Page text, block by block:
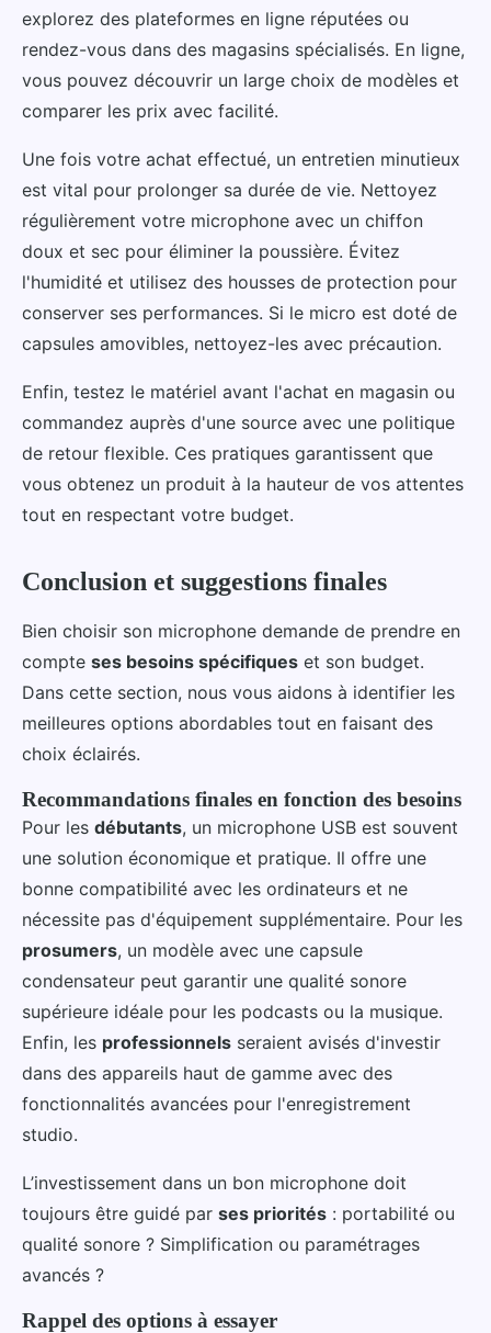
explorez des plateformes en ligne réputées ou
rendez-vous dans des magasins spécialisés. En ligne,
vous pouvez découvrir un large choix de modèles et
comparer les prix avec facilité.
Une fois votre achat effectué, un entretien minutieux
est vital pour prolonger sa durée de vie. Nettoyez
régulièrement votre microphone avec un chiffon
doux et sec pour éliminer la poussière. Évitez
l'humidité et utilisez des housses de protection pour
conserver ses performances. Si le micro est doté de
capsules amovibles, nettoyez-les avec précaution.
Enfin, testez le matériel avant l'achat en magasin ou
commandez auprès d'une source avec une politique
de retour flexible. Ces pratiques garantissent que
vous obtenez un produit à la hauteur de vos attentes
tout en respectant votre budget.
Conclusion et suggestions finales
Bien choisir son microphone demande de prendre en
compte ses besoins spécifiques et son budget.
Dans cette section, nous vous aidons à identifier les
meilleures options abordables tout en faisant des
choix éclairés.
Recommandations finales en fonction des besoins
Pour les débutants, un microphone USB est souvent
une solution économique et pratique. Il offre une
bonne compatibilité avec les ordinateurs et ne
nécessite pas d'équipement supplémentaire. Pour les
prosumers, un modèle avec une capsule
condensateur peut garantir une qualité sonore
supérieure idéale pour les podcasts ou la musique.
Enfin, les professionnels seraient avisés d'investir
dans des appareils haut de gamme avec des
fonctionnalités avancées pour l'enregistrement
studio.
L’investissement dans un bon microphone doit
toujours être guidé par ses priorités : portabilité ou
qualité sonore ? Simplification ou paramétrages
avancés ?
Rappel des options à essayer